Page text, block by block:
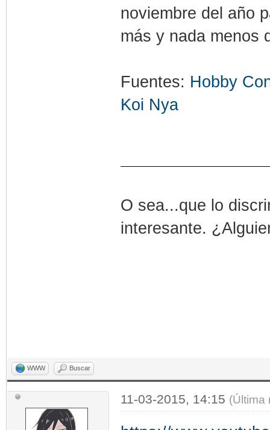
noviembre del año
más y nada menos
Fuentes: Hobby
Koi Nya
O sea...que lo
interesante.
WWW Buscar
11-03-2015, 14:15 (Última